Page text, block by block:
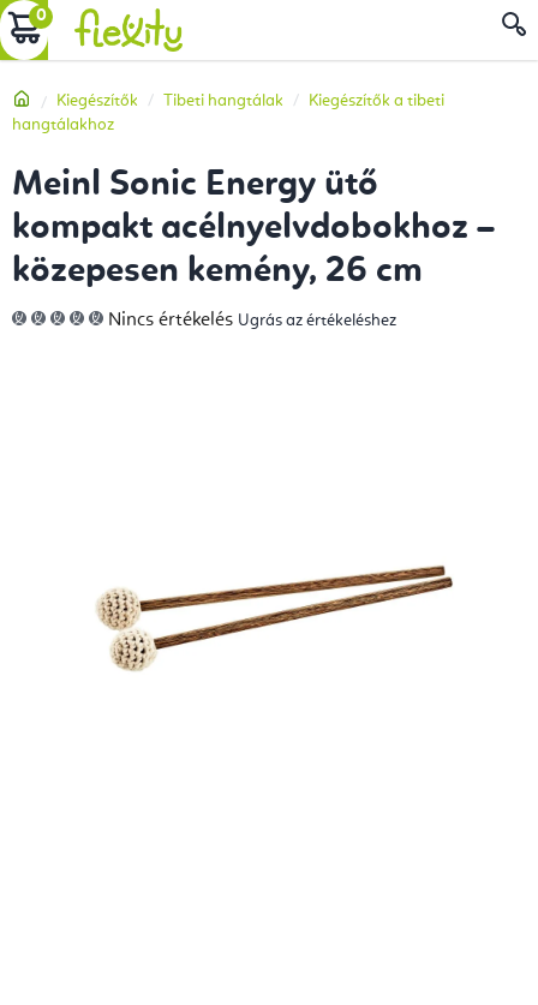
Ugrás
a
tartalomhoz
KOSÁR
Kezdőlap
Kiegészítők Tibeti hangtálak
Kiegészítők a tibeti
hangtálakhoz
Meinl Sonic Energy ütő
kompakt acélnyelvdobokhoz –
közepesen kemény, 26 cm
A
termék
Nincs értékelés Ugrás az értékeléshez